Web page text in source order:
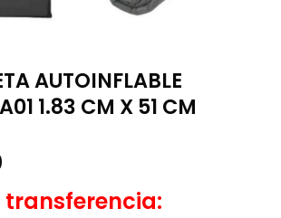
AUTOINFLABLE
1.83 CM X 51 CM
transferencia: